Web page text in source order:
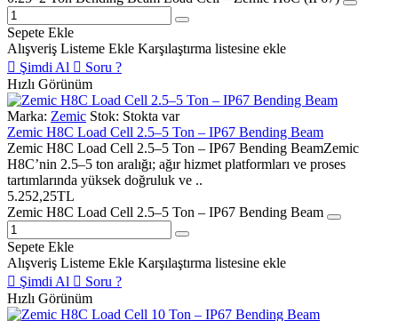
Sepete Ekle
Alışveriş Listeme Ekle Karşılaştırma listesine ekle
Şimdi Al
Soru ?
Hızlı Görünüm
Marka: Zemic Stok: Stokta var
Zemic H8C Load Cell 2.5–5 Ton – IP67 Bending Beam
Zemic H8C Load Cell 2.5–5 Ton – IP67 Bending BeamZemic
H8C’nin 2.5–5 ton aralığı; ağır hizmet platformları ve proses
tartımlarında yüksek doğruluk ve ..
5.252,25TL
Zemic H8C Load Cell 2.5–5 Ton – IP67 Bending Beam
Sepete Ekle
Alışveriş Listeme Ekle Karşılaştırma listesine ekle
Şimdi Al
Soru ?
Hızlı Görünüm